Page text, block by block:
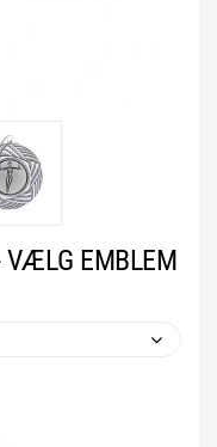
VÆLG EMBLEM